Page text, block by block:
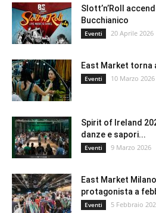
Slott’n’Roll
Bucchianico
Eventi 20 Aprile 2026
East Market torna
Eventi 10 Marzo 2026
Spirit of Ireland
danze e sapori...
Eventi 9 Marzo 2026
East Market
protagonista a
Eventi 5 Febbraio